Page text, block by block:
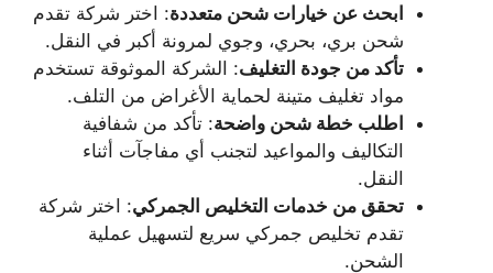
ابحث عن خيارات شحن متعددة: اختر شركة تقدم
شحن بري، بحري، وجوي لمرونة أكبر في النقل.
تأكد من جودة التغليف: الشركة الموثوقة تستخدم
مواد تغليف متينة لحماية الأغراض من التلف.
اطلب خطة شحن واضحة: تأكد من شفافية
التكاليف والمواعيد لتجنب أي مفاجآت أثناء
النقل.
تحقق من خدمات التخليص الجمركي: اختر شركة
تقدم تخليص جمركي سريع لتسهيل عملية
الشحن.